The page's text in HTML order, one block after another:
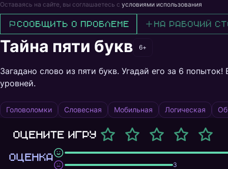
Оставаясь на сайте, вы соглашаетесь с условиями использования
Сообщить о проблеме На рабочий
Тайна пяти букв 6+
Загадано слово из пяти букв. Угадай его за 6
уровней.
Головоломки Словесная Мобильная Логическая
Оцените игру
ОЦЕНКА
3